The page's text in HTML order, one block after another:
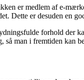
er medlem af e-
Dette er desuden en
forhold
så man i fremtiden